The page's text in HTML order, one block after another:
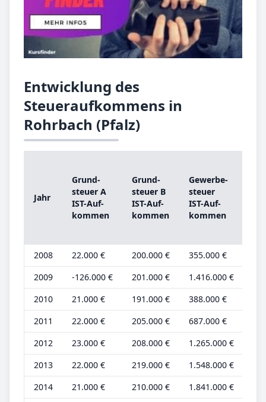
Entwicklung des
Steueraufkommens in
Rohrbach (Pfalz)
Jahr
Grund­
steu­er A
IST-­Auf­
kom­men
Grund­
steu­er B
IST-­Auf­
kom­men
Ge­wer­be­
steu­er
IST-­Auf­
kom­men
2008 22.000 € 200.000 € 355.000 €
2009
-126.000 € 201.000 € 1.416.000 €
2010
21.000 € 191.000 € 388.000 €
2011
22.000 € 205.000 € 687.000 €
2012
23.000 € 208.000 € 1.265.000 €
2013
22.000 € 219.000 € 1.548.000 €
2014
21.000 € 210.000 € 1.841.000 €